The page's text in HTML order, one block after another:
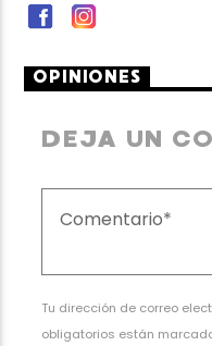
OPINIONES
DEJA UN
Tu dirección de correo
obligatorios están